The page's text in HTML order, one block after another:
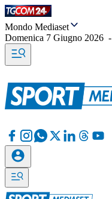
Mondo Mediaset
Domenica 7 Giugno 2026 -